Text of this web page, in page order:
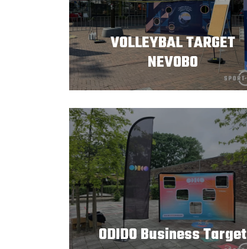
VOLLEYBAL TARGET
NEVOBO
ODIDO Business Target